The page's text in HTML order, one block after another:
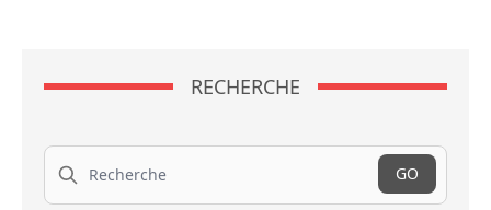
RECHERCHE
Recherche
GO